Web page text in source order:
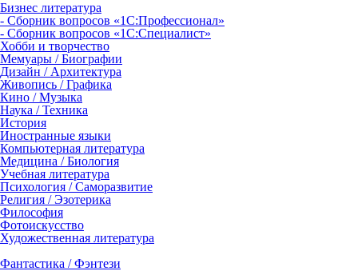
Бизнес литература
- Сборник вопросов «1С:Профессионал»
- Сборник вопросов «1С:Специалист»
Хобби и творчество
Мемуары / Биографии
Дизайн / Архитектура
Живопись / Графика
Кино / Музыка
Наука / Техника
История
Иностранные языки
Компьютерная литература
Медицина / Биология
Учебная литература
Психология / Саморазвитие
Религия / Эзотерика
Философия
Фотоискусство
Художественная литература
Фантастика / Фэнтези